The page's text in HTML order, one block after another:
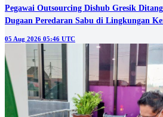
Pegawai Outsourcing Dishub Gresik
Dugaan Peredaran Sabu di Lingkungan
05 Aug 2026 05:46 UTC